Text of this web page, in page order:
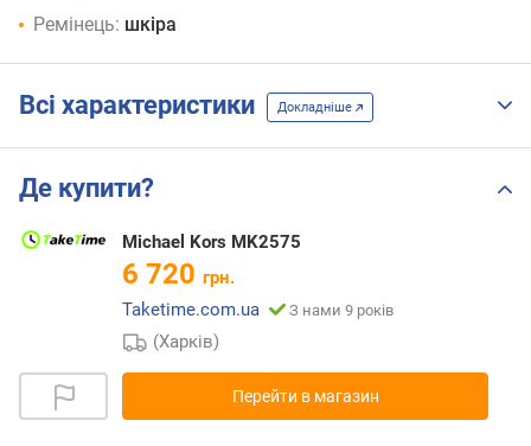
Ремінець: шкіра
Всі характеристики Докладніше
Де купити?
Michael Kors MK2575
6 720 грн.
Taketime.com.ua
З нами 9 років
(Харків)
Перейти в магазин